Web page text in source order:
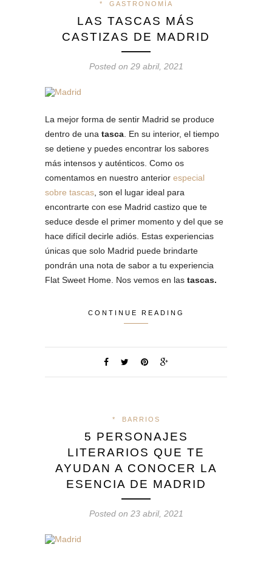
* GASTRONOMÍA
LAS TASCAS MÁS
CASTIZAS DE MADRID
Posted on 29 abril, 2021
La mejor forma de sentir Madrid se produce
dentro de una tasca . En su interior, el tiempo
se detiene y puedes encontrar los sabores
más intensos y auténticos. Como os
comentamos en nuestro anterior especial
sobre tascas , son el lugar ideal para
encontrarte con ese Madrid castizo que te
seduce desde el primer momento y del que se
hace difícil decirle adiós. Estas experiencias
únicas que solo Madrid puede brindarte
pondrán una nota de sabor a tu experiencia
Flat Sweet Home. Nos vemos en las tascas.
CONTINUE READING
* BARRIOS
5 PERSONAJES
LITERARIOS QUE TE
AYUDAN A CONOCER LA
ESENCIA DE MADRID
Posted on 23 abril, 2021